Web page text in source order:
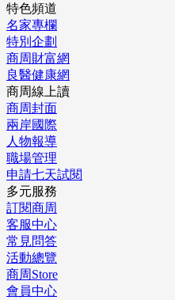
特色頻道
名家專欄
特別企劃
商周財富網
良醫健康網
商周線上讀
商周封面
兩岸國際
人物報導
職場管理
申請七天試閱
多元服務
訂閱商周
客服中心
常見問答
活動總覽
商周Store
會員中心